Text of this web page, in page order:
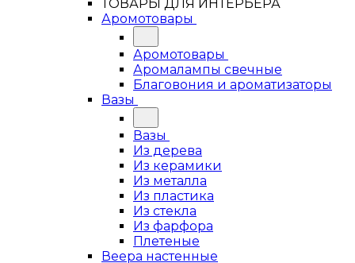
ТОВАРЫ ДЛЯ ИНТЕРЬЕРА
Аромотовары
Аромотовары
Аромалампы свечные
Благовония и ароматизаторы
Вазы
Вазы
Из дерева
Из керамики
Из металла
Из пластика
Из стекла
Из фарфора
Плетеные
Веера настенные